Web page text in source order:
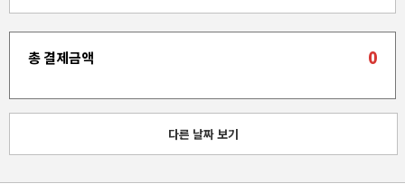
총 결제금액 0
다른 날짜 보기